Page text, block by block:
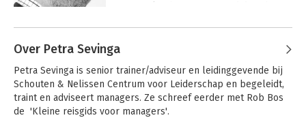
technische kennis, door moeizame
moeizaam verlopen. Vanuit die
fascinatie traint en coacht hij sinds 2001
leidinggevenden uit diverse sectoren,
sinds 2006 vanuit Schouten & Nelissen.
Over Petra Sevinga
Petra Sevinga is senior trainer/adviseur en leidinggevende bij
Schouten & Nelissen Centrum voor Leiderschap en begeleidt,
traint en adviseert managers. Ze schreef eerder met Rob Bos
de  'Kleine reisgids voor managers'.